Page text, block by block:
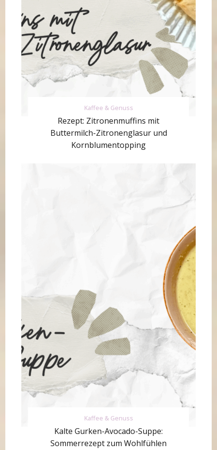
Kaffee & Genuss
Rezept: Zitronenmuffins mit
Buttermilch-Zitronenglasur und
Kornblumentopping
Kaffee & Genuss
Kalte Gurken-Avocado-Suppe:
Sommerrezept zum Wohlfühlen